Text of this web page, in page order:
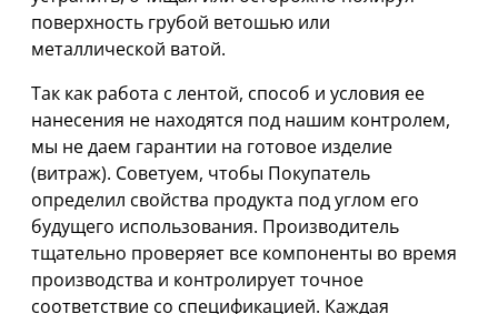
поверхность грубой ветошью или
металлической ватой.
Так как работа с лентой, способ и условия ее
нанесения не находятся под нашим контролем,
мы не даем гарантии на готовое изделие
(витраж). Советуем, чтобы Покупатель
определил свойства продукта под углом его
будущего использования. Производитель
тщательно проверяет все компоненты во время
производства и контролирует точное
соответствие со спецификацией. Каждая